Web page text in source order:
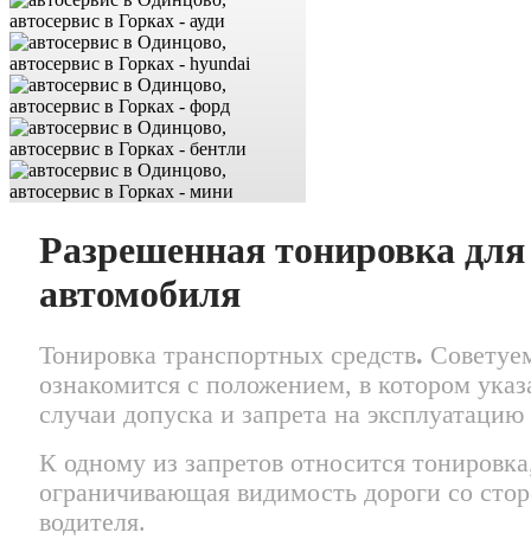
Разрешенная тонировка для
автомобиля
Тонировка транспортных средств.
ознакомится с положением, в котором
случаи допуска и запрета на
К одному из запретов относится
ограничивающая видимость дороги со
водителя.